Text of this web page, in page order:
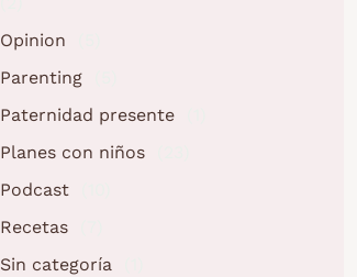
Opinion
Parenting
Paternidad presente
Planes con niños
Podcast
Recetas
Sin categoría